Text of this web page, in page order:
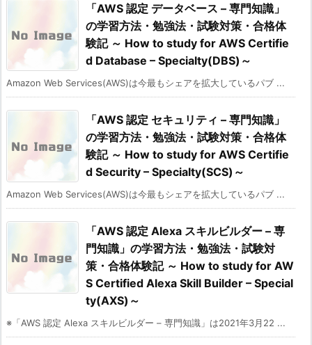
「AWS 認定 データベース – 専門知識」
の学習方法・勉強法・試験対策・合格体
験記 ～ How to study for AWS Certifie
d Database – Specialty(DBS)～
Amazon Web Services(AWS)は今最もシェアを拡大しているパブ ...
「AWS 認定 セキュリティ – 専門知識」
の学習方法・勉強法・試験対策・合格体
験記 ～ How to study for AWS Certifie
d Security – Specialty(SCS)～
Amazon Web Services(AWS)は今最もシェアを拡大しているパブ ...
「AWS 認定 Alexa スキルビルダー – 専
門知識」の学習方法・勉強法・試験対
策・合格体験記 ～ How to study for AW
S Certified Alexa Skill Builder – Special
ty(AXS)～
※「AWS 認定 Alexa スキルビルダー – 専門知識」は2021年3月22 ...